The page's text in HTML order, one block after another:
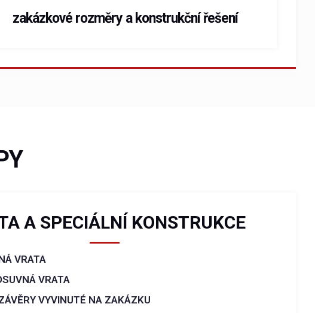
zakázkové rozměry a konstrukční řešení
A SPECIÁLNÍ KONSTRUKCE
VRATA
VRATA
VYVINUTÉ NA ZAKÁZKU